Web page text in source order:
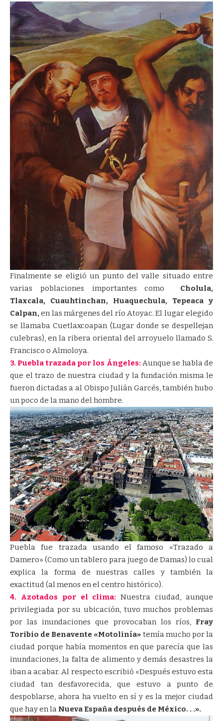
Finalmente se eligió un punto del valle situado entre
varias poblaciones importantes como Cholula,
Tlaxcala, Cuauhtinchan, Huaquechula, Tepeaca y
Calpan,en las márgenes del río Atoyac. El lugar elegido
se llamaba Cuetlaxcoapan (Lugar donde se despellejan
culebras), en la ribera oriental del arroyuelo llamado S.
Francisco o Almoloya.
3. Puebla trazada por los Ángeles: Aunque se habla de
que el trazo de nuestra ciudad y la fundación misma le
fueron dictadas a al Obispo Julián Garcés, también hubo
un poco de la mano del hombre.
Puebla fue trazada usando el famoso «Trazado a
Damero» (Como un tablero para juego de Damas) lo cual
explica la forma de nuestras calles y también la
exactitud (al menos en el centro histórico).
4. Azotados por el clima:Nuestra ciudad, aunque
privilegiada por su ubicación, tuvo muchos problemas
por las inundaciones que provocaban los ríos, Fray
Toribio de Benavente «Motolinía» temía mucho por la
ciudad porque había momentos en que parecía que las
inundaciones, la falta de alimento y demás desastres la
iban a acabar. Al respecto escribió «Después estuvo esta
ciudad tan desfavorecida, que estuvo a punto de
despoblarse, ahora ha vuelto en sí y es la mejor ciudad
que hay en la Nueva España después de México. . .».